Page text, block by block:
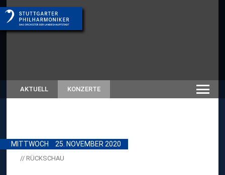
AKTUELL KONZERTE
MITTWOCH 25. NOVEMBER 2020
// RÜCKSCHAU